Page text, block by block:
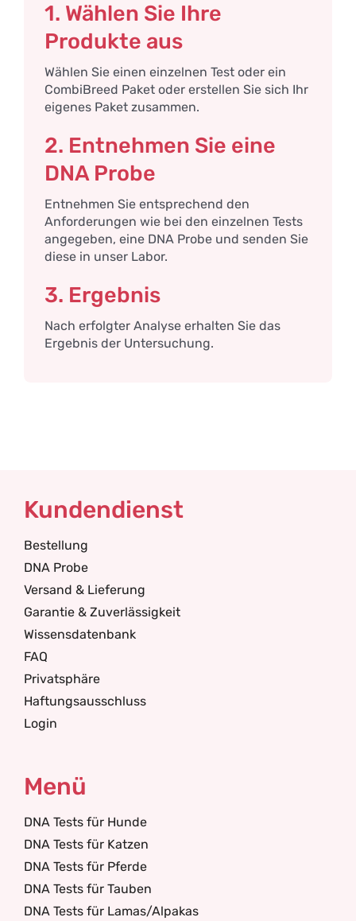
1. Wählen Sie Ihre
Produkte aus
Wählen Sie einen einzelnen Test oder ein
CombiBreed Paket oder erstellen Sie sich Ihr
eigenes Paket zusammen.
2. Entnehmen Sie eine
DNA Probe
Entnehmen Sie entsprechend den
Anforderungen wie bei den einzelnen Tests
angegeben, eine DNA Probe und senden Sie
diese in unser Labor.
3. Ergebnis
Nach erfolgter Analyse erhalten Sie das
Ergebnis der Untersuchung.
Kundendienst
Bestellung
DNA Probe
Versand & Lieferung
Garantie & Zuverlässigkeit
Wissensdatenbank
FAQ
Privatsphäre
Haftungsausschluss
Login
Menü
DNA Tests für Hunde
DNA Tests für Katzen
DNA Tests für Pferde
DNA Tests für Tauben
DNA Tests für Lamas/Alpakas